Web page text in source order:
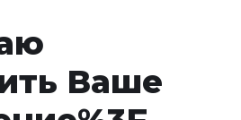
Ваше